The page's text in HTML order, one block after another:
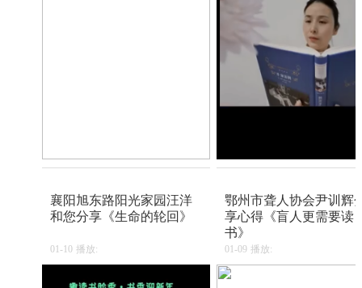
襄阳旭东路阳光家园汪洋
和您分享《生命的轮回》
01-10 播放:
鄂州市聋人协会尹训辉
享心得《盲人更需要读
书》
01-09 播放: